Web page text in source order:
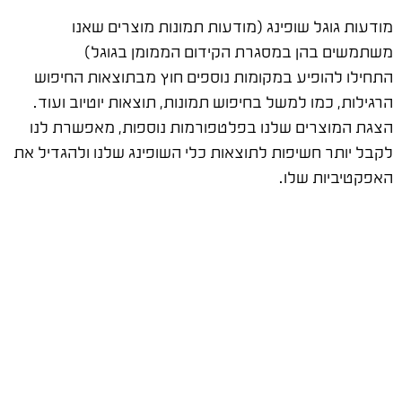
מודעות גוגל שופינג (מודעות תמונות מוצרים שאנו
משתמשים בהן במסגרת הקידום הממומן בגוגל)
התחילו להופיע במקומות נוספים חוץ מבתוצאות החיפוש
הרגילות, כמו למשל בחיפוש תמונות, תוצאות יוטיוב ועוד.
הצגת המוצרים שלנו בפלטפורמות נוספות, מאפשרת לנו
לקבל יותר חשיפות לתוצאות כלי השופינג שלנו ולהגדיל את
האפקטיביות שלו.